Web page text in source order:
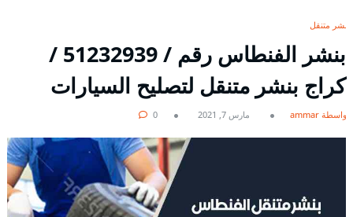
بنشر متنقل
بنشر الفنطاس رقم / 51232939‬ /
كراج بنشر متنقل لتصليح السيارات
بواسطة ammar مارس 7, 2021 0